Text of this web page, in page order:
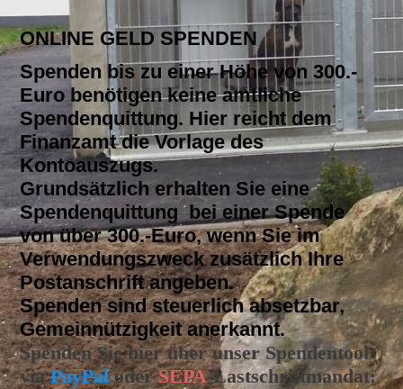
ONLINE GELD SPENDEN
Spenden bis zu einer Höhe von 300.-
Euro benötigen keine amtliche
Spendenquittung. Hier reicht dem
Finanzamt die Vorlage des
Kontoauszugs.
Grundsätzlich erhalten Sie eine
Spendenquittung bei einer Spende
von über 300.-Euro, wenn Sie im
Verwendungszweck zusätzlich Ihre
Postanschrift angeben.
Spenden sind steuerlich absetzbar,
Gemeinnützigkeit anerkannt.
Spenden Sie hier über unser Spendentool
viaPayPal oderSEPA-Lastschriftmandat: